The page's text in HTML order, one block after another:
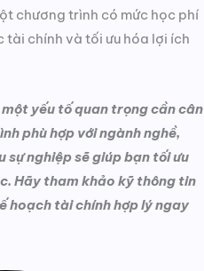
chương trình có mức học phí
tài chính và tối ưu hóa lợi ích
yếu tố quan trọng cần cân
phù hợp với ngành nghề,
sự nghiệp sẽ giúp bạn tối ưu
Hãy tham khảo kỹ thông tin
hoạch tài chính hợp lý ngay